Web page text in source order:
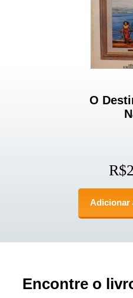
O
R$
Adicionar
Encontre o